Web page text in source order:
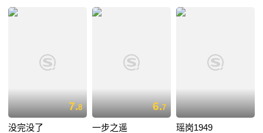
7.8
没完没了
6.7
一步之遥 瑶岗1949